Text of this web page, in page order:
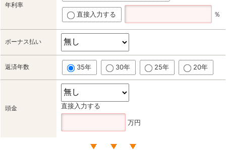
年利率
直接入力する ％
ボーナス払い
返済年数 35年 30年 25年 20年
頭金 直接入力する
万円